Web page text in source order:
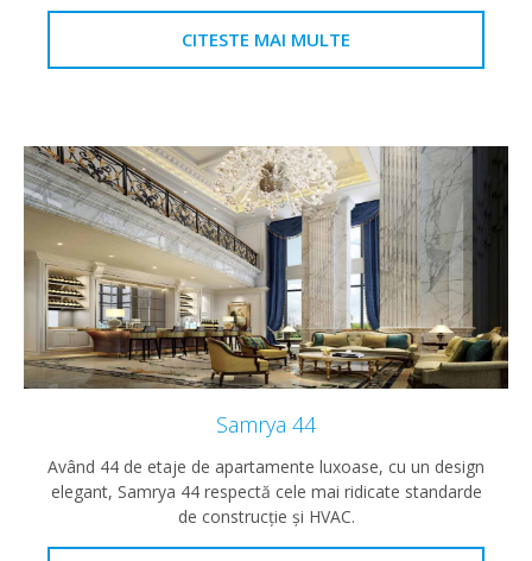
CITESTE MAI MULTE
Samrya 44
Având 44 de etaje de apartamente luxoase, cu un design
elegant, Samrya 44 respectă cele mai ridicate standarde
de construcţie şi HVAC.